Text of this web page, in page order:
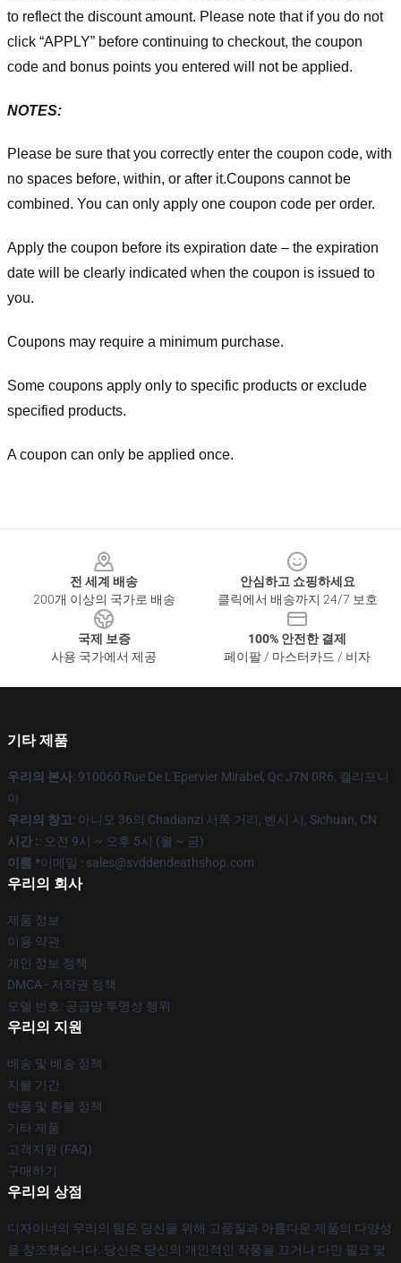
to reflect the discount amount. Please note that if you do not
click “APPLY” before continuing to checkout, the coupon
code and bonus points you entered will not be applied.
NOTES:
Please be sure that you correctly enter the coupon code, with
no spaces before, within, or after it.Coupons cannot be
combined. You can only apply one coupon code per order.
Apply the coupon before its expiration date – the expiration
date will be clearly indicated when the coupon is issued to
you.
Coupons may require a minimum purchase.
Some coupons apply only to specific products or exclude
specified products.
A coupon can only be applied once.
전 세계 배송
200개 이상의 국가로 배송
안심하고 쇼핑하세요
클릭에서 배송까지 24/7 보호
국제 보증
사용 국가에서 제공
100% 안전한 결제
페이팔 / 마스터카드 / 비자
기타 제품
우리의 본사: 910060 Rue De L'Epervier Mirabel, Qc J7N 0R6, 캘리포니
아
우리의 창고: 아니오 36의 Chadianzi 서쪽 거리, 벤시 시, Sichuan, CN
시간 :: 오전 9시 ~ 오후 5시 (월 ~ 금)
이름 *이메일 : sales@svddendeathshop.com
우리의 회사
제품 정보
이용 약관
개인 정보 정책
DMCA - 저작권 정책
모델 번호: 공급망 투명성 행위
우리의 지원
배송 및 배송 정책
지불 기간
반품 및 환불 정책
기타 제품
고객지원 (FAQ)
구매하기
우리의 상점
디자이너의 우리의 팀은 당신을 위해 고품질과 아름다운 제품의 다양성
을 창조했습니다. 당신은 당신의 개인적인 작풍을 끄거나 다만 필요 몇